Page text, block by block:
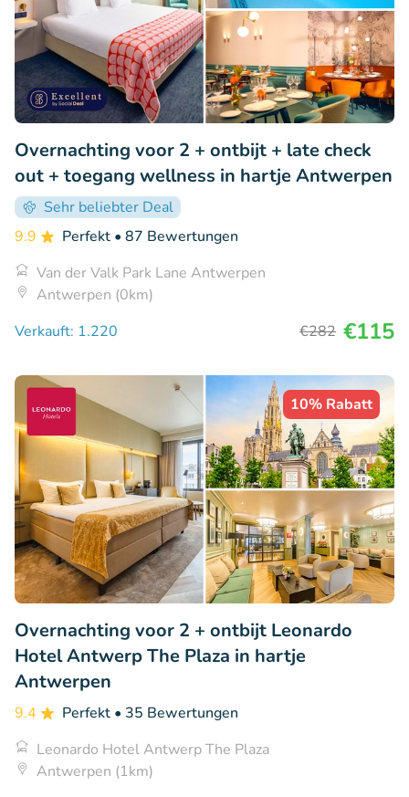
Overnachting voor 2 + ontbijt + late check
out + toegang wellness in hartje Antwerpen
Sehr beliebter Deal
9.9
Perfekt • 87 Bewertungen
Van der Valk Park Lane Antwerpen
Antwerpen (0km)
Verkauft: 1.220
€282 €115
10% Rabatt
Overnachting voor 2 + ontbijt Leonardo
Hotel Antwerp The Plaza in hartje
Antwerpen
9.4 Perfekt • 35 Bewertungen
Leonardo Hotel Antwerp The Plaza
Antwerpen (1km)